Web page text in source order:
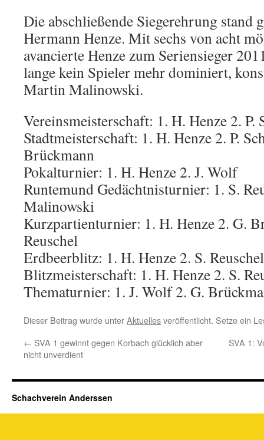
Die abschließende Siegerehrung stand
Hermann Henze. Mit sechs von acht
avancierte Henze zum Seriensieger
lange kein Spieler mehr dominiert,
Martin Malinowski.
Vereinsmeisterschaft: 1. H. Henze 2. P.
Stadtmeisterschaft: 1. H. Henze 2. P.
Brückmann
Pokalturnier: 1. H. Henze 2. J. Wolf
Runtemund Gedächtnisturnier: 1. S.
Malinowski
Kurzpartienturnier: 1. H. Henze 2. G.
Reuschel
Erdbeerblitz: 1. H. Henze 2. S. Reuschel
Blitzmeisterschaft: 1. H. Henze 2. S.
Thematurnier: 1. J. Wolf 2. G.
Dieser Beitrag wurde unterAktuellesveröffentlicht. Setze ein
← SVA 1 gewinnt gegen Korbach glücklich aber
nicht unverdient
SVA 1:
Schachverein Anderssen